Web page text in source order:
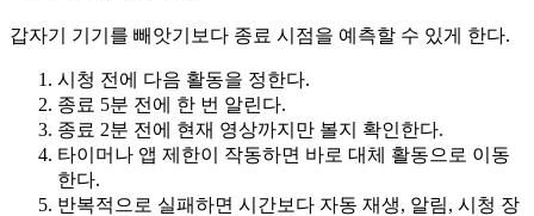
갑자기 기기를 빼앗기보다 종료 시점을 예측할 수 있게 한다.
시청 전에 다음 활동을 정한다.
종료 5분 전에 한 번 알린다.
종료 2분 전에 현재 영상까지만 볼지 확인한다.
타이머나 앱 제한이 작동하면 바로 대체 활동으로 이동
한다.
반복적으로 실패하면 시간보다 자동 재생, 알림, 시청 장